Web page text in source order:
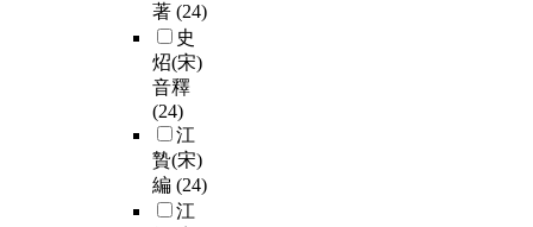
著 (24)
史
炤(宋)
音釋
(24)
江
贄(宋)
編 (24)
江